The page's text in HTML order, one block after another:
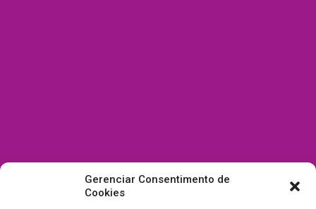
Gerenciar Consentimento de
Cookies